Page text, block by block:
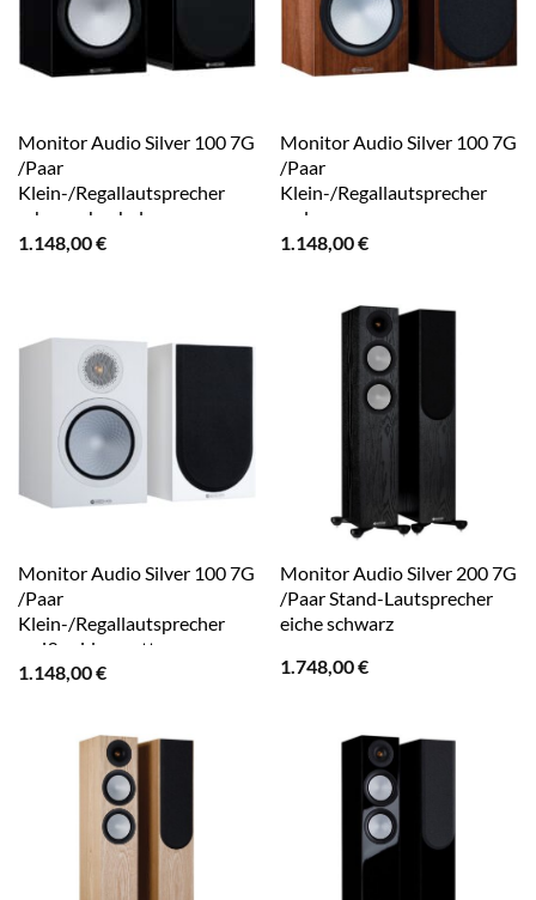
Monitor Audio Silver 100 7G
/Paar
Klein-/Regallautsprecher
schwarz hochglanz
1.148,00€
Monitor Audio Silver 100 7G
/Paar
Klein-/Regallautsprecher
walnuss
1.148,00€
Monitor Audio Silver 100 7G
/Paar
Klein-/Regallautsprecher
weiß seidenmatt
1.148,00€
Monitor Audio Silver 200 7G
/Paar Stand-Lautsprecher
eiche schwarz
1.748,00€